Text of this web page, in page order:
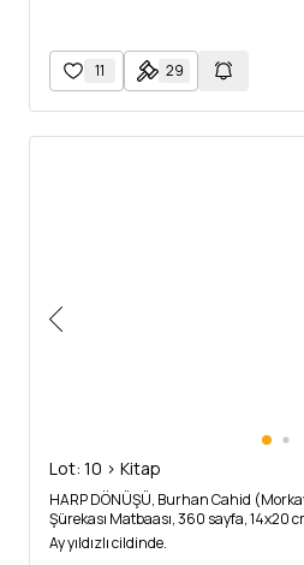
11 29
Lot: 10 > Kitap
HARP DÖNÜŞÜ, Burhan Cahid
Şürekası Matbaası, 360 sayfa, 14x20
Ay yıldızlı cildinde.